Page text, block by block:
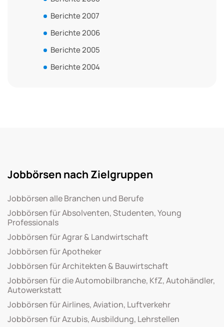
Berichte 2007
Berichte 2006
Berichte 2005
Berichte 2004
Jobbörsen nach Zielgruppen
Jobbörsen alle Branchen und Berufe
Jobbörsen für Absolventen, Studenten, Young
Professionals
Jobbörsen für Agrar & Landwirtschaft
Jobbörsen für Apotheker
Jobbörsen für Architekten & Bauwirtschaft
Jobbörsen für die Automobilbranche, KfZ, Autohändler,
Autowerkstatt
Jobbörsen für Airlines, Aviation, Luftverkehr
Jobbörsen für Azubis, Ausbildung, Lehrstellen